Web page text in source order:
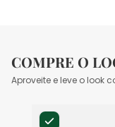
COMPRE O
Aproveite e leve o look